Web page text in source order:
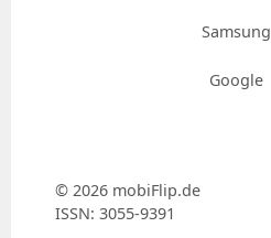
Samsung
Google
© 2026 mobiFlip.de
ISSN: 3055-9391